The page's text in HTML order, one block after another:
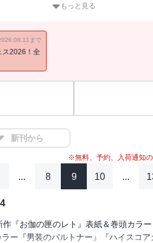
ざいます。特別付録はついておりませ
ベ暮らし」ネーム構成：小菊えりか
原作：日向夏（ヒーロー文庫／イマ
：しのとうこ／「獄卒クラーケン」
文庫/SBクリエイティブ刊) 作画：関
蝸牛くも（GA文庫／SBクリエイテ
でヤニ吸うふたり」地主／「ルビー
に飯を食わす」まじさわ／「はじめ
「学園潜水艦隊マーメイドガールズ
小林立 作画：五十嵐あぐり／「怜-
「父は英雄、母は精霊、娘の私は転
クター原案：keepout／「ばっこ」烏
ジミなわたしとヘンなおじさ
あぐり
もっと見る
まで
ス2026！全
新刊から
※無料、予約、入荷通知の
... 8 9 10 ...
『お伽の匣のレト』表紙＆巻頭カラー
ー『男装のパルトナー』『ハイスコア